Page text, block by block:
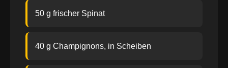
50 g frischer Spinat
40 g Champignons, in Scheiben